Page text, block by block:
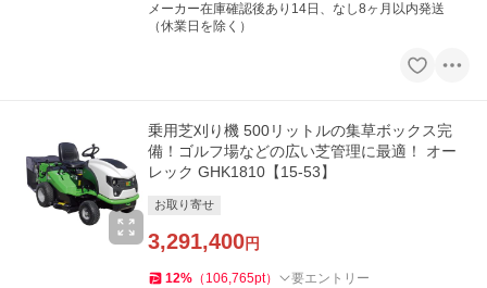
メーカー在庫確認後あり14日、なし8ヶ月以内発送
（休業日を除く）
乗用芝刈り機 500リットルの集草ボックス完
備！ゴルフ場などの広い芝管理に最適！ オー
レック GHK1810【15-53】
お取り寄せ
3,291,400円
12% （ 106,765pt） 要エントリー